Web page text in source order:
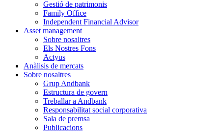
Gestió de patrimonis
Family Office
Independent Financial Advisor
Asset management
Sobre nosaltres
Els Nostres Fons
Actyus
Anàlisis de mercats
Sobre nosaltres
Grup Andbank
Estructura de govern
Treballar a Andbank
Responsabilitat social corporativa
Sala de premsa
Publicacions